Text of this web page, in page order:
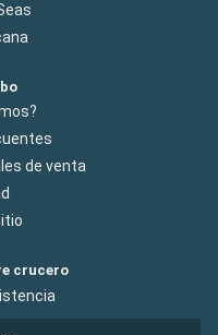
de venta
crucero